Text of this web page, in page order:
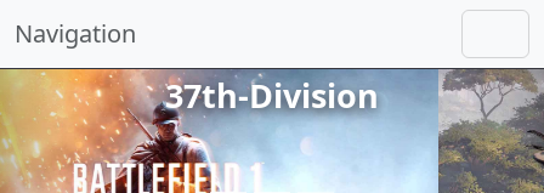
Navigation
vorheriges
37th-Division